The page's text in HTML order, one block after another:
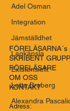
Adel Osman
Integration
Jämställdhet
Lagkänsla
Existensiellt
Lotta Broberg
Alexandra
FÖRELÄSARNA´s
SKRIBENT GRUPP
FÖRELÄSARE
OM OSS
KONTAKT
Adress: